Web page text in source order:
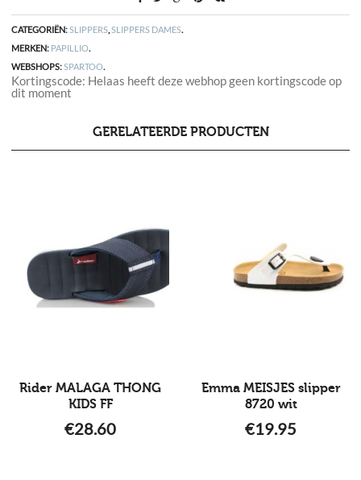
CATEGORIËN:SLIPPERS,SLIPPERS DAMES.
MERKEN: PAPILLIO.
WEBSHOPS:SPARTOO.
Kortingscode: Helaas heeft deze webhop geen kortingscode op
dit moment
GERELATEERDE PRODUCTEN
Rider MALAGA THONG
KIDS FF
€28.60
Emma MEISJES slipper
8720 wit
€19.95